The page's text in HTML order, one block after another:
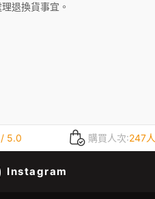
退換貨事宜。
5.0 購買人次:247人
Instagram